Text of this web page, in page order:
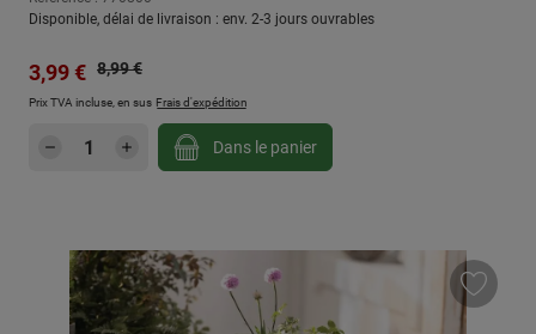
Disponible, délai de livraison : env. 2-3 jours ouvrables
Prix de vente :
3,99 € Prix régulier :
8,99 €
Prix TVA incluse, en sus Frais d'expédition
Quantité de produit : Entrez la quantité
Dans le panier